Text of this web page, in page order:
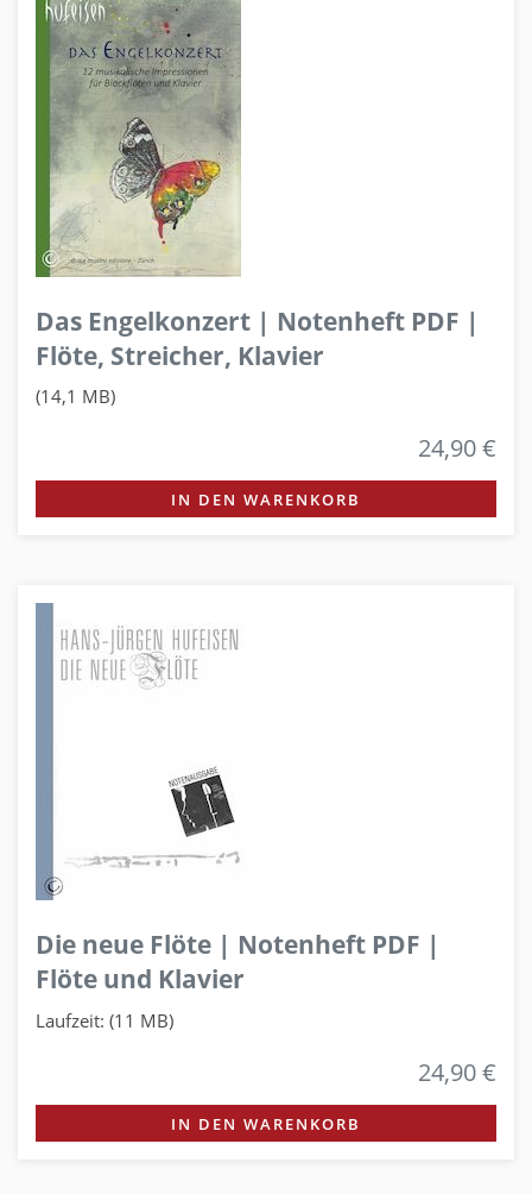
Das Engelkonzert | Notenheft PDF |
Flöte, Streicher, Klavier
(14,1 MB)
24,90 €
IN DEN WARENKORB
Die neue Flöte | Notenheft PDF |
Flöte und Klavier
Laufzeit: (11 MB)
24,90 €
IN DEN WARENKORB